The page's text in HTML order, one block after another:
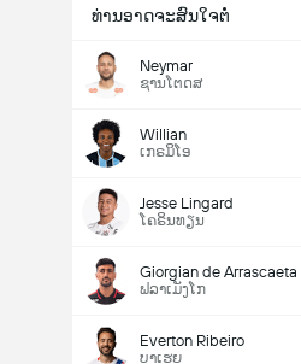
ທ່ານອາດຈະສົນໃຈຕໍ່
Neymar
ຊານໂຕດສ
Willian
ເກຣມິໂອ
Jesse Lingard
ໂຄຣິນທຽນ
Giorgian de Arrascaeta
ຟລາເມັງໂກ
Everton Ribeiro
ບາເຮຍ